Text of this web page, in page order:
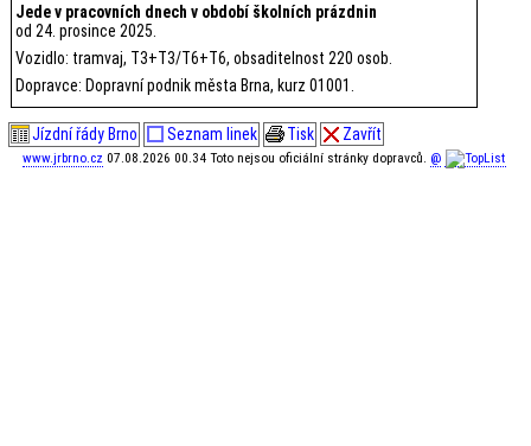
Jede v pracovních dnech v období školních prázdnin
od 24. prosince 2025.
Vozidlo: tramvaj, T3+T3/T6+T6, obsaditelnost 220 osob.
Dopravce: Dopravní podnik města Brna, kurz 01001.
Jízdní řády Brno Seznam linek Tisk Zavřít
www.jrbrno.cz 07.08.2026 00.34 Toto nejsou oficiální stránky dopravců. @